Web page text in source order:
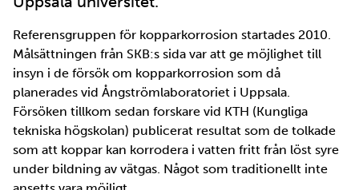
Referensgruppen för kopparkorrosion startades 2010.
Målsättningen från SKB:s sida var att ge möjlighet till
insyn i de försök om kopparkorrosion som då
planerades vid Ångströmlaboratoriet i Uppsala.
Försöken tillkom sedan forskare vid KTH (Kungliga
tekniska högskolan) publicerat resultat som de tolkade
som att koppar kan korrodera i vatten fritt från löst syre
under bildning av vätgas. Något som traditionellt inte